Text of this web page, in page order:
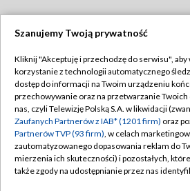
TVP
Abonament TVP
Emisja w TVP
Centrum informacji TVP
Naziemna Telewizja Cyfrowa
Regulamin
Polityka
Moje zgody
Pomoc
Szanujemy Twoją prywatność
Kliknij "Akceptuję i przechodzę do serwisu", aby
korzystanie z technologii automatycznego
dostęp do informacji na Twoim urządzeniu
przechowywanie oraz na przetwarzanie
nas, czyli Telewizję Polską S.A. w likwidacji
Zaufanych Partnerów z IAB* (1201 firm) oraz
Partnerów TVP (93 firm), w celach
zautomatyzowanego dopasowania reklam do
mierzenia ich skuteczności) i pozostałych,
także zgody na udostępnianie przez nas